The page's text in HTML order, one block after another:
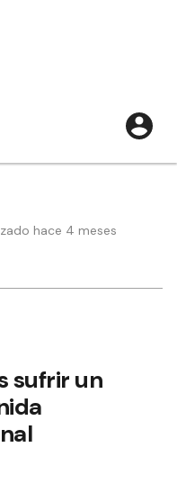
hace 4 meses
sufrir un